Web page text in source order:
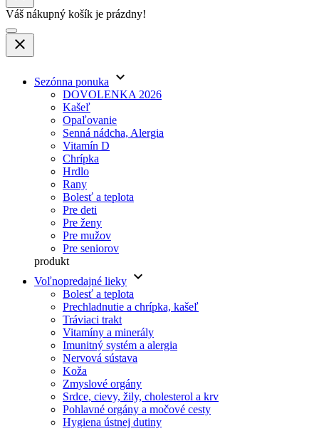
Váš nákupný košík je prázdny!
close
Sezónna ponuka keyboard_arrow_down
DOVOLENKA 2026
Kašeľ
Opaľovanie
Senná nádcha, Alergia
Vitamín D
Chrípka
Hrdlo
Rany
Bolesť a teplota
Pre deti
Pre ženy
Pre mužov
Pre seniorov
produkt
Voľnopredajné lieky keyboard_arrow_down
Bolesť a teplota
Prechladnutie a chrípka, kašeľ
Tráviaci trakt
Vitamíny a minerály
Imunitný systém a alergia
Nervová sústava
Koža
Zmyslové orgány
Srdce, cievy, žily, cholesterol a krv
Pohlavné orgány a močové cesty
Hygiena ústnej dutiny